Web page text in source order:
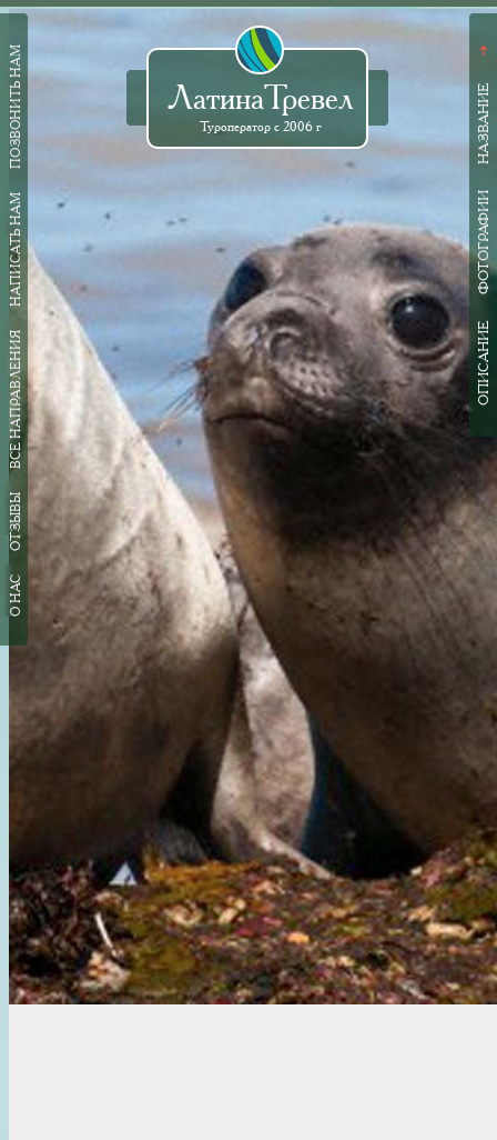
ЛатинаТревел
Туроператор с 2006 г
ПОЗВОНИТЬ НАМ
НАПИСАТЬ НАМ
ВСЕ НАПРАВЛЕНИЯ
ОТЗЫВЫ
О НАС
➜
НАЗВАНИЕ
ФОТОГРАФИИ
ОПИСАНИЕ